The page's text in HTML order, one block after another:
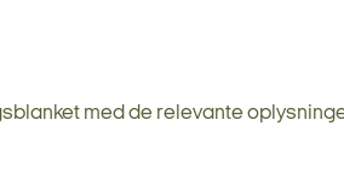
med de relevante